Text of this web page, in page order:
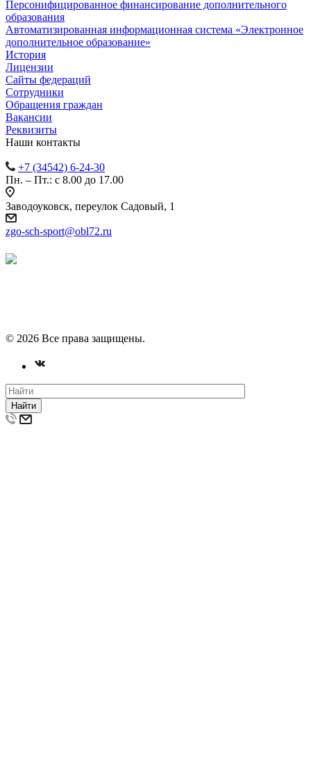
Персонифицированное финансирование дополнительного
образования
Автоматизированная информационная система «Электронное
дополнительное образование»
История
Лицензии
Сайты федераций
Сотрудники
Обращения граждан
Вакансии
Реквизиты
Наши контакты
+7 (34542) 6-24-30
Пн. – Пт.: с 8.00 до 17.00
Заводоуковск, переулок Садовый, 1
zgo-sch-sport@obl72.ru
© 2026 Все права защищены.
Найти